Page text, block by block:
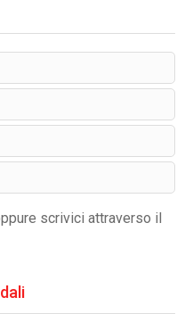
scrivici attraverso il